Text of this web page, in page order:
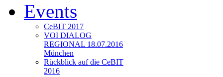
Events
CeBIT 2017
VOI DIALOG
REGIONAL 18.07.2016
München
Rückblick auf die CeBIT
2016